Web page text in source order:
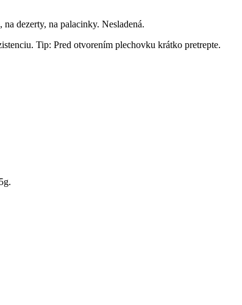
dezerty, na palacinky. Nesladená.
Tip: Pred otvorením plechovku krátko pretrepte.